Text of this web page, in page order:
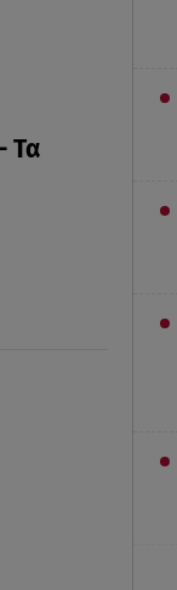
Τα